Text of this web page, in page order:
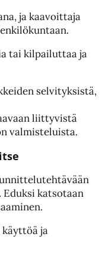
ja kaavoittaja
tai kilpailuttaa ja
selvityksistä,
liittyvistä
valmisteluista.
katsotaan
ja